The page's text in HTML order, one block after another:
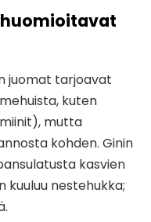
juomat tarjoavat
kuten
mutta
kohden. Ginin
kasvien
kuuluu nestehukka;